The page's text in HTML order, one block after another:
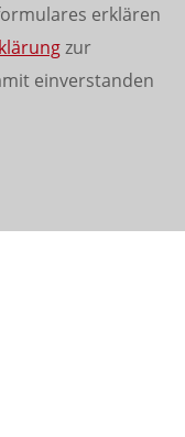
erklären
zur
einverstanden